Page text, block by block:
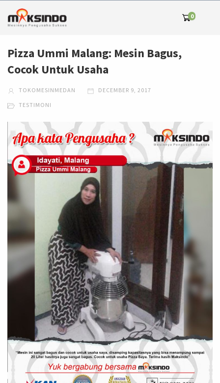
0
Pizza Ummi Malang: Mesin Bagus,
Cocok Untuk Usaha
TOKOMESINMEDAN DECEMBER 9, 2017
TESTIMONI